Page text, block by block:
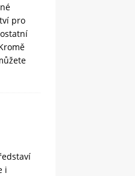
pro
i